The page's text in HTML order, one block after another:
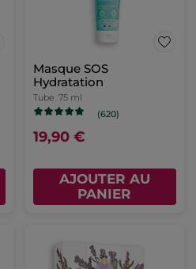
Masque SOS
Hydratation
Tube 75 ml
(620)
19,90 €
AJOUTER AU
PANIER